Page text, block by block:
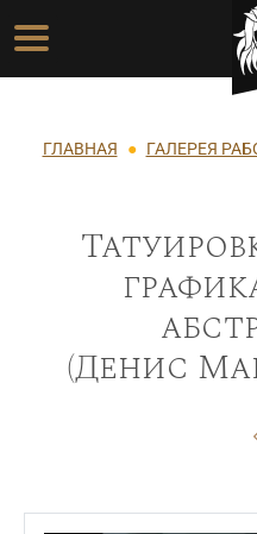
Перейти к основному
Основная
Строка
ГЛАВНАЯ ГАЛЕРЕЯ
(Денис